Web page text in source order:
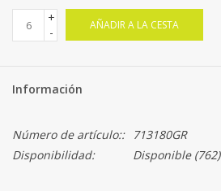
+
-
AÑADIR A LA CESTA
Información
Número de artículo::
713180GR
Disponibilidad:
Disponible(762)